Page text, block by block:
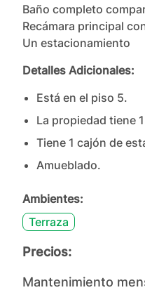
Baño completo
Recámara principal
Un estacionamiento
Detalles Adicionales:
Está en el piso 5.
La propiedad tiene 1
Tiene 1 cajón de
Amueblado.
Ambientes:
Terraza
Precios:
Mantenimiento